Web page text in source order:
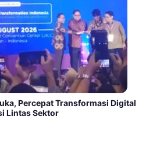
Percepat Transformasi Digital
Lintas Sektor